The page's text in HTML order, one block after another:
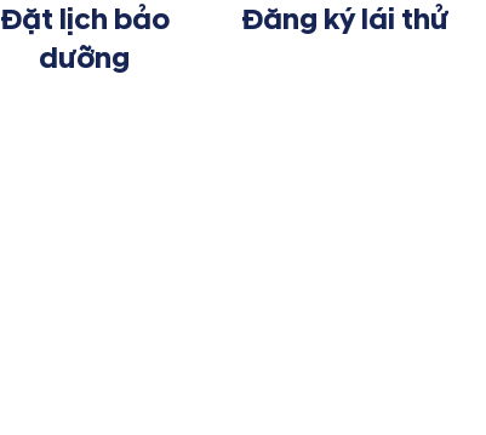
Đặt lịch bảo
dưỡng
Đăng ký lái thử